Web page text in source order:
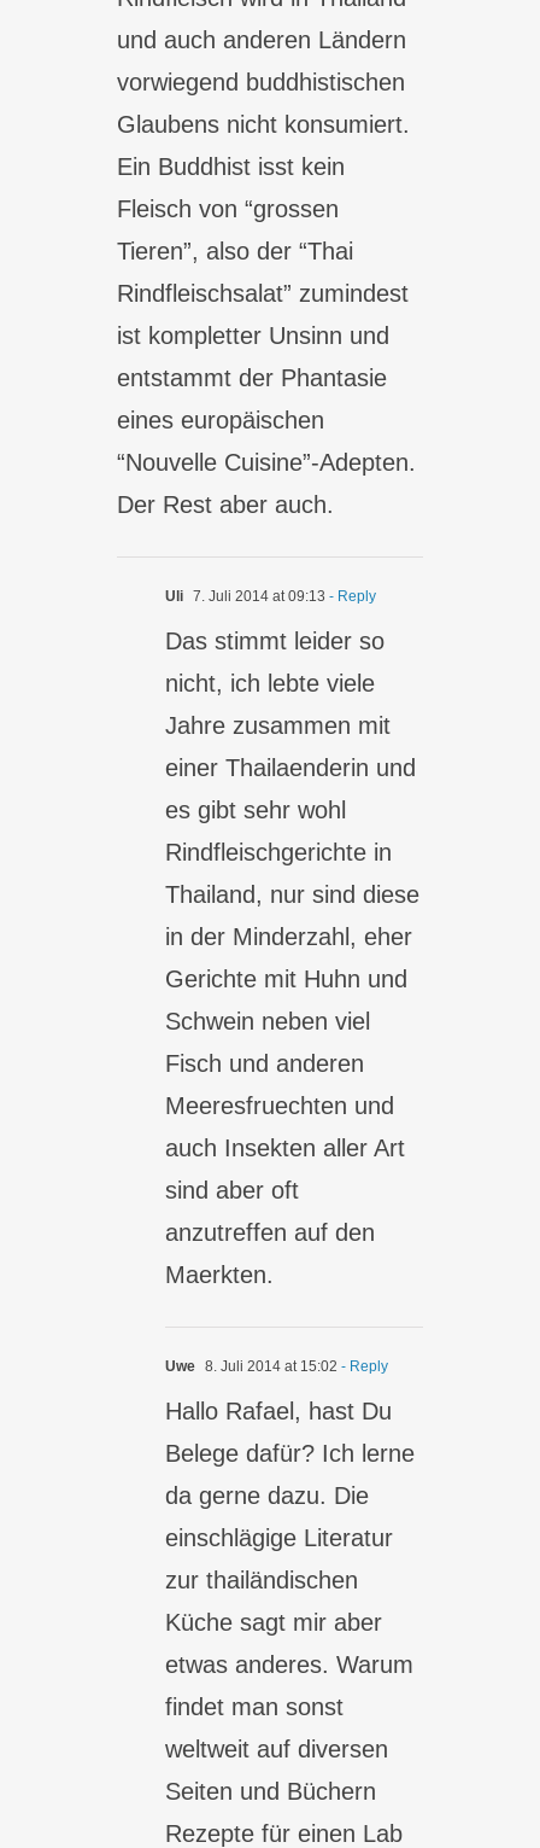
und auch anderen Ländern
vorwiegend buddhistischen
Glaubens nicht konsumiert.
Ein Buddhist isst kein
Fleisch von “grossen
Tieren”, also der “Thai
Rindfleischsalat” zumindest
ist kompletter Unsinn und
entstammt der Phantasie
eines europäischen
“Nouvelle Cuisine”-Adepten.
Der Rest aber auch.
Uli 7. Juli 2014 at 09:13 - Reply
Das stimmt leider so
nicht, ich lebte viele
Jahre zusammen mit
einer Thailaenderin und
es gibt sehr wohl
Rindfleischgerichte in
Thailand, nur sind diese
in der Minderzahl, eher
Gerichte mit Huhn und
Schwein neben viel
Fisch und anderen
Meeresfruechten und
auch Insekten aller Art
sind aber oft
anzutreffen auf den
Maerkten.
Uwe 8. Juli 2014 at 15:02 - Reply
Hallo Rafael, hast Du
Belege dafür? Ich lerne
da gerne dazu. Die
einschlägige Literatur
zur thailändischen
Küche sagt mir aber
etwas anderes. Warum
findet man sonst
weltweit auf diversen
Seiten und Büchern
Rezepte für einen Lab